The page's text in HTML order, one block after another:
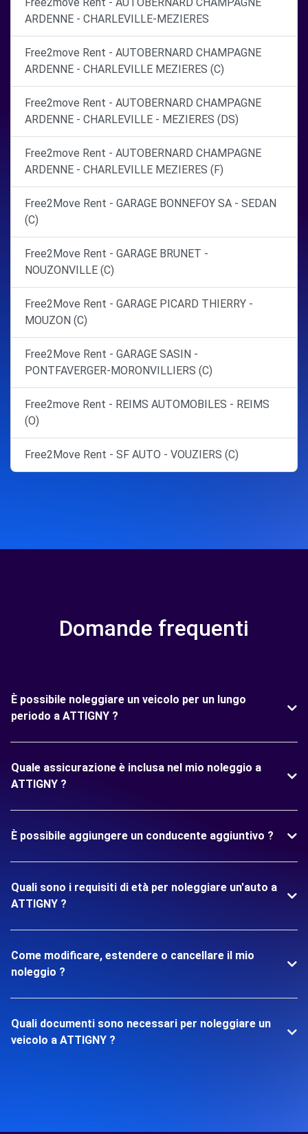
ARDENNE - CHARLEVILLE-MEZIERES
Free2move Rent - AUTOBERNARD CHAMPAGNE
ARDENNE - CHARLEVILLE MEZIERES (C)
Free2move Rent - AUTOBERNARD CHAMPAGNE
ARDENNE - CHARLEVILLE - MEZIERES (DS)
Free2move Rent - AUTOBERNARD CHAMPAGNE
ARDENNE - CHARLEVILLE MEZIERES (F)
Free2Move Rent - GARAGE BONNEFOY SA - SEDAN
(C)
Free2Move Rent - GARAGE BRUNET -
NOUZONVILLE (C)
Free2Move Rent - GARAGE PICARD THIERRY -
MOUZON (C)
Free2Move Rent - GARAGE SASIN -
PONTFAVERGER-MORONVILLIERS (C)
Free2move Rent - REIMS AUTOMOBILES - REIMS
(O)
Free2Move Rent - SF AUTO - VOUZIERS (C)
Domande frequenti
È possibile noleggiare un veicolo per un lungo
periodo a ATTIGNY ?
Quale assicurazione è inclusa nel mio noleggio a
ATTIGNY ?
È possibile aggiungere un conducente aggiuntivo ?
Quali sono i requisiti di età per noleggiare un'auto a
ATTIGNY ?
Come modificare, estendere o cancellare il mio
noleggio ?
Quali documenti sono necessari per noleggiare un
veicolo a ATTIGNY ?